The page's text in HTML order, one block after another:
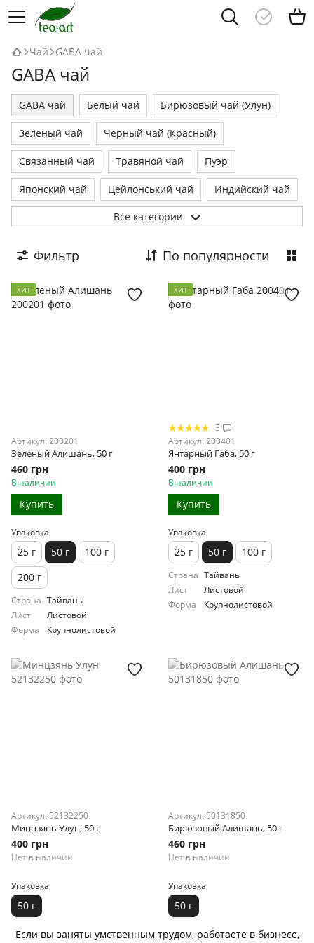
Чай GABA чай
GABA чай
GABA чай Белый чай Бирюзовый чай (Улун)
Зеленый чай Черный чай (Красный)
Связанный чай Травяной чай Пуэр
Японский чай Цейлонський чай Индийский чай
Чайные наборы
Все категории
Фильтр По популярности
ХИТ
Артикул: 200201
Зеленый Алишань, 50 г
460 грн
В наличии
Купить
Упаковка
25 г 50 г
100 г
200 г
Страна Тайвань
Лист
Листовой
Форма
Крупнолистовой
ХИТ
3
Артикул: 200401
Янтарный Габа, 50 г
400 грн
В наличии
Купить
Упаковка
25 г 50 г 100 г
Страна Тайвань
Лист
Листовой
Форма
Крупнолистовой
Артикул: 52132250
Минцзянь Улун, 50 г
400 грн
Нет в наличии
Упаковка
50 г
Артикул: 50131850
Бирюзовый Алишань, 50 г
460 грн
Нет в наличии
Упаковка
50 г
Если вы заняты умственным трудом, работаете в бизнесе,